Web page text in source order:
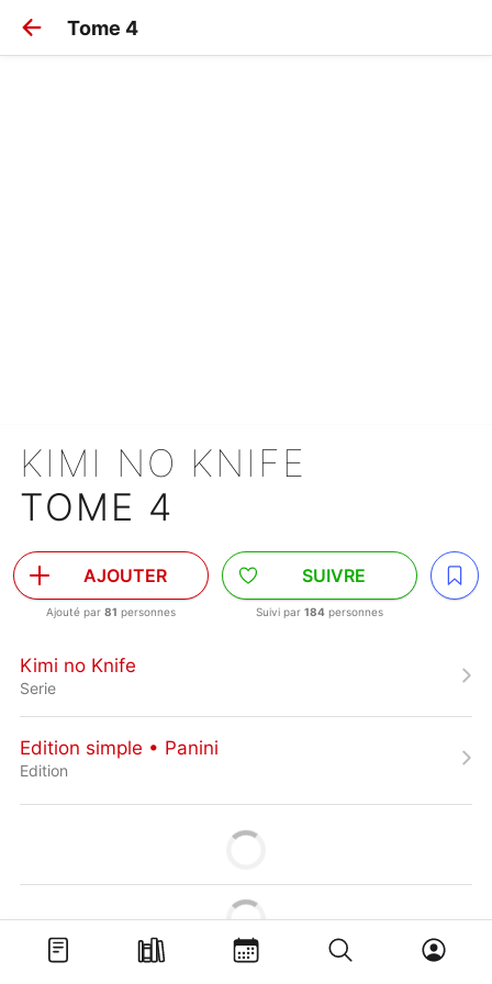
Tome 4
KIMI NO KNIFE
TOME 4
AJOUTER
Ajouté par 81 personnes
SUIVRE
Suivi par 184 personnes
Kimi no Knife
Serie
Edition simple • Panini
Edition